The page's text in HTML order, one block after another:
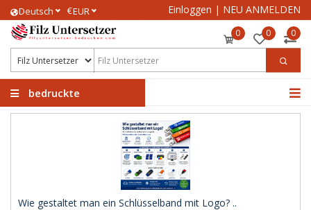
Deutsch €EUR Einloggen | NEU ANMELDEN
0 0 0
bedruckte
Wie gestaltet man ein Schlüsselband mit Logo? ..